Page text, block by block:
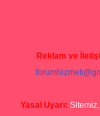
Reklam ve
Yasal Uyarı: